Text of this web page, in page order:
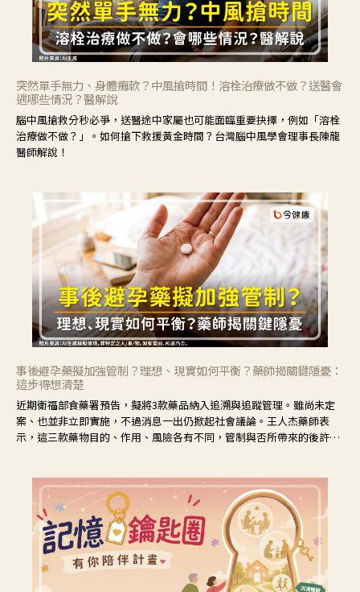
突然單手無力、身體癱軟？中風搶時間！溶栓治療做不做？送醫會
遇哪些情況？醫解說
腦中風搶救分秒必爭，送醫途中家屬也可能面臨重要抉擇，例如「溶栓
治療做不做？」。如何搶下救援黃金時間？台灣腦中風學會理事長陳龍
醫師解說！
事後避孕藥擬加強管制？理想、現實如何平衡？藥師揭關鍵隱憂：
這步得想清楚
近期衛福部食藥署預告，擬將3款藥品納入追溯與追蹤管理。雖尚未定
案、也並非立即實施，不過消息一出仍掀起社會議論。王人杰藥師表
示，這三款藥物目的、作用、風險各有不同，管制與否所帶來的後許影